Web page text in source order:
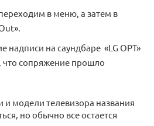
в меню, а затем в
надписи на саундбаре «LG OPT»
что сопряжение прошло
и модели телевизора названия
но обычно все остается